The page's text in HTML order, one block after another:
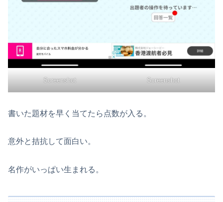
Screenshot Screenshot
書いた題材を早く当てたら点数が入る。
意外と拮抗して面白い。
名作がいっぱい生まれる。